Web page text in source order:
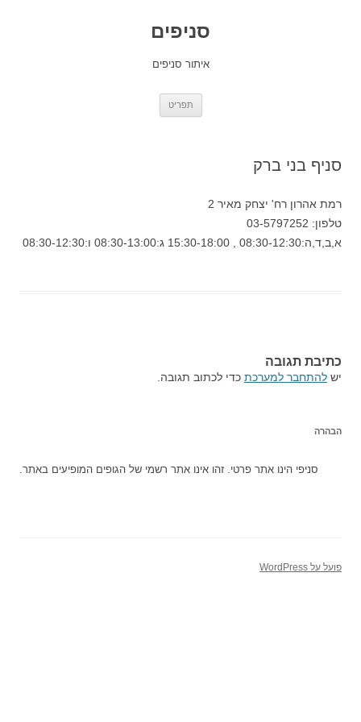
סניפים
איתור סניפים
תפריט
סניף בני ברק
רמת אהרון רח' יצחק מאיר 2
טלפון: 03-5797252
א,ב,ד,ה:08:30-12:30 , 15:30-18:00 ג:08:30-13:00 ו:08:30-12:30
כתיבת תגובה
יש להתחבר למערכת כדי לכתוב תגובה.
הבהרה
סניפי הינו אתר פרטי. זהו אינו אתר רשמי של הגופים המופיעים באתר.
פועל על WordPress